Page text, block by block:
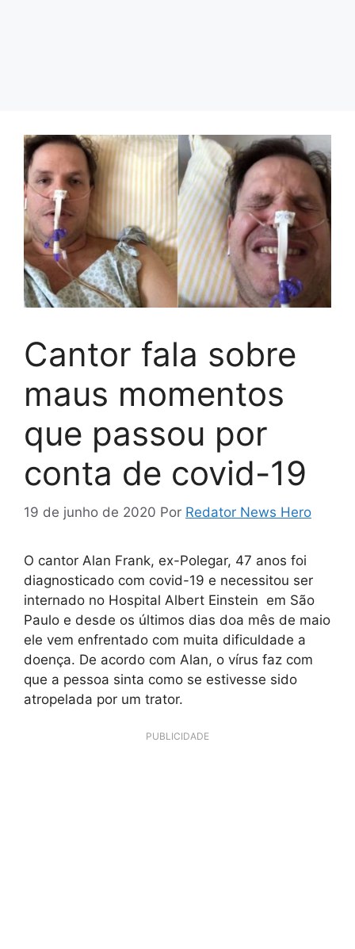
Cantor fala sobre
maus momentos
que passou por
conta de covid-19
19 de junho de 2020 Por Redator News Hero
O cantor Alan Frank, ex-Polegar, 47 anos foi
diagnosticado com covid-19 e necessitou ser
internado no Hospital Albert Einstein em São
Paulo e desde os últimos dias doa mês de maio
ele vem enfrentado com muita dificuldade a
doença. De acordo com Alan, o vírus faz com
que a pessoa sinta como se estivesse sido
atropelada por um trator.
PUBLICIDADE